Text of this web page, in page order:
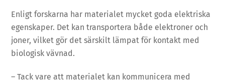
Enligt forskarna har materialet mycket goda elektriska
egenskaper. Det kan transportera både elektroner och
joner, vilket gör det särskilt lämpat för kontakt med
biologisk vävnad.
– Tack vare att materialet kan kommunicera med